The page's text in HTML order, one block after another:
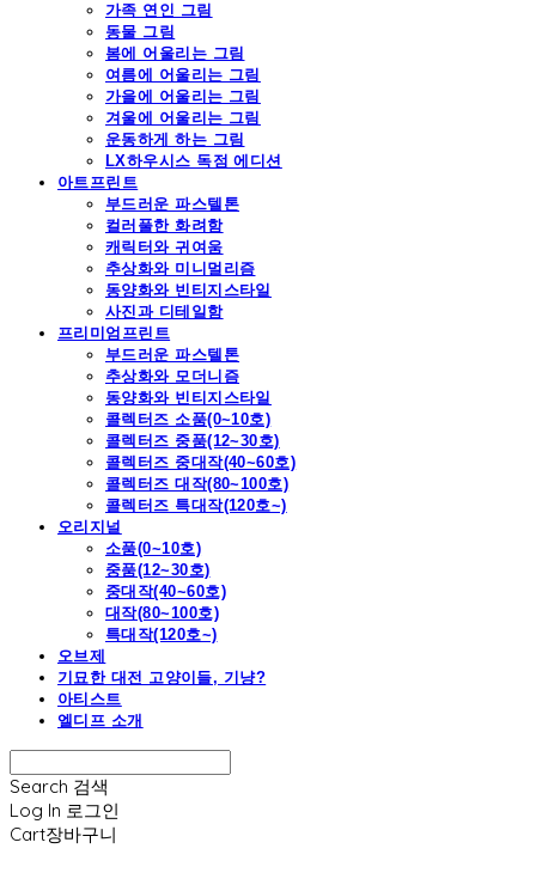
가족 연인 그림
동물 그림
봄에 어울리는 그림
여름에 어울리는 그림
가을에 어울리는 그림
겨울에 어울리는 그림
운동하게 하는 그림
LX하우시스 독점 에디션
아트프린트
부드러운 파스텔톤
컬러풀한 화려함
캐릭터와 귀여움
추상화와 미니멀리즘
동양화와 빈티지스타일
사진과 디테일함
프리미엄프린트
부드러운 파스텔톤
추상화와 모더니즘
동양화와 빈티지스타일
콜렉터즈 소품(0~10호)
콜렉터즈 중품(12~30호)
콜렉터즈 중대작(40~60호)
콜렉터즈 대작(80~100호)
콜렉터즈 특대작(120호~)
오리지널
소품(0~10호)
중품(12~30호)
중대작(40~60호)
대작(80~100호)
특대작(120호~)
오브제
기묘한 대전 고양이들, 기냥?
아티스트
엘디프 소개
Search 검색
Log In 로그인
Cart장바구니